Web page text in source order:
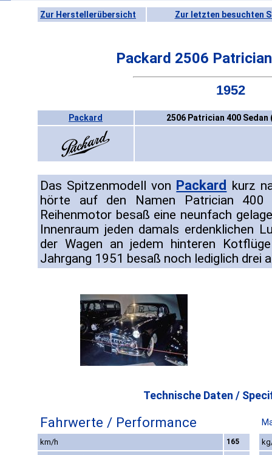
Zur Herstellerübersicht Zur letzten besuchten
Packard 2506
1952
Packard 2506 Patrician 400 Sedan
Das Spitzenmodell von Packard kurz
hörte auf den Namen Patrician 400
Reihenmotor besaß eine neunfach
Innenraum jeden damals erdenklichen
der Wagen an jedem hinteren
Jahrgang 1951 besaß noch lediglich drei
Technische Daten /
Fahrwerte / Performance
km/h 165